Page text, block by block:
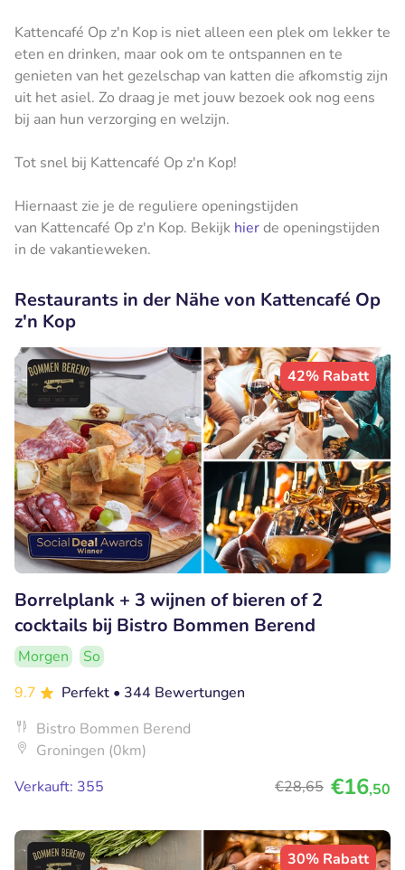
Kattencafé Op z'n Kop is niet alleen een plek om lekker te
eten en drinken, maar ook om te ontspannen en te
genieten van het gezelschap van katten die afkomstig zijn
uit het asiel. Zo draag je met jouw bezoek ook nog eens
bij aan hun verzorging en welzijn.
Tot snel bij Kattencafé Op z'n Kop!
Hiernaast zie je de reguliere openingstijden
van Kattencafé Op z'n Kop. Bekijk hierde openingstijden
in de vakantieweken.
Restaurants in der Nähe von Kattencafé Op
z'n Kop
42% Rabatt
Borrelplank + 3 wijnen of bieren of 2
cocktails bij Bistro Bommen Berend
Morgen
So
9.7
Perfekt • 344 Bewertungen
Bistro Bommen Berend
Groningen (0km)
Verkauft: 355
€28,65 €16,50
30% Rabatt